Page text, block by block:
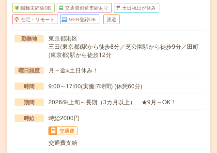
職種未経験OK 交通費別途支給あり 土日祝日が休み
在宅・リモート WEB登録OK 派遣
勤務地
東京都港区
三田(東京都)駅から徒歩8分／芝公園駅から徒歩9分／田町
(東京都)駅から徒歩12分
曜日頻度 月～金※土日休み！
時間 9:00～17:00(実働:7時間) (休憩60分)
期間 2026/9/上旬～長期（3カ月以上） ★9月～OK！
時給 時給2000円
交通費
交通費支給